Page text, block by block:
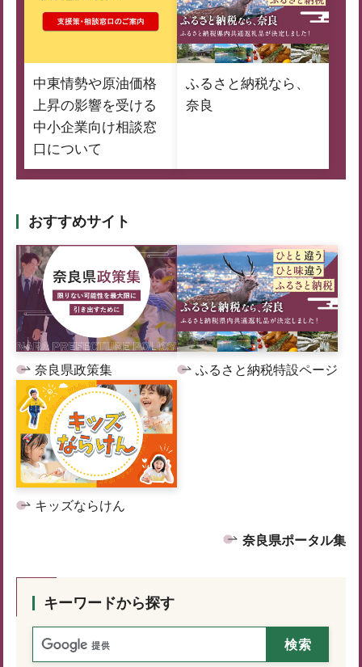
中東情勢や原油価格
上昇の影響を受ける
中小企業向け相談窓
口について
ふるさと納税なら、
奈良
おすすめサイト
奈良県政策集 ふるさと納税特設ページ
キッズならけん
奈良県ポータル集
キーワードから探す